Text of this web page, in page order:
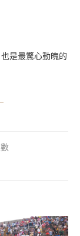
是最驚心動魄的